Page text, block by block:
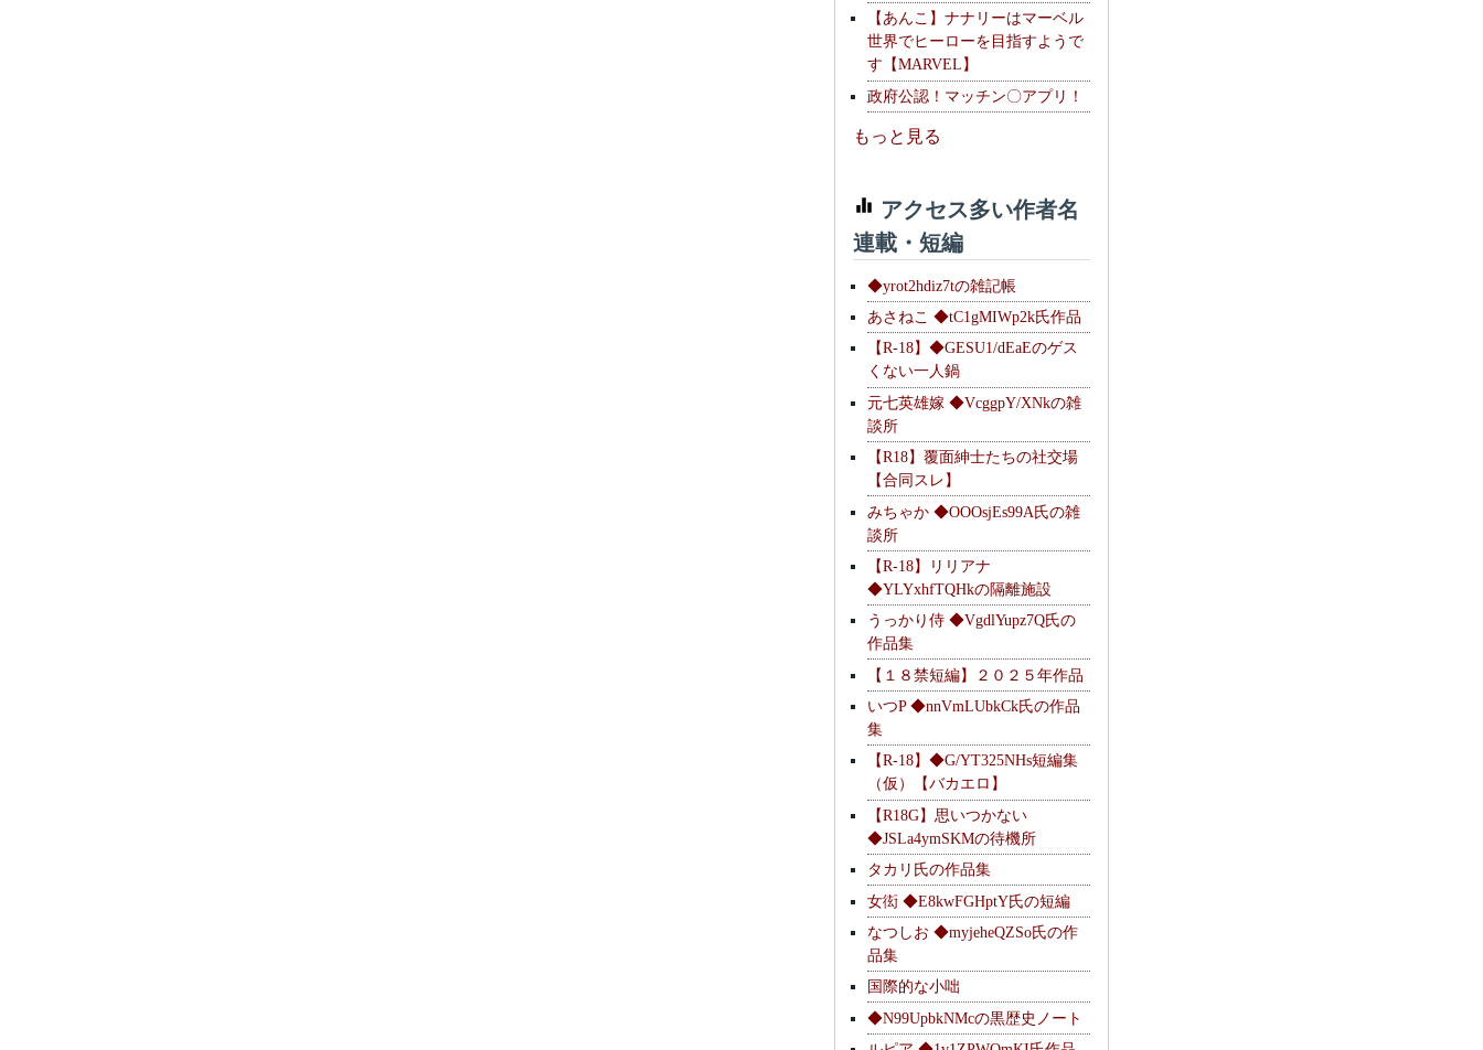
【あんこ】ナナリーはマーベル
世界でヒーローを目指すようで
す【MARVEL】
政府公認！マッチン〇アプリ！
もっと見る
アクセス多い作者名
連載・短編
◆yrot2hdiz7tの雑記帳
あさねこ ◆tC1gMIWp2k氏作品
【R-18】◆GESU1/dEaEのゲス
くない一人鍋
元七英雄嫁 ◆VcggpY/XNkの雑
談所
【R18】覆面紳士たちの社交場
【合同スレ】
みちゃか ◆OOOsjEs99A氏の雑
談所
【R-18】リリアナ
◆YLYxhfTQHkの隔離施設
うっかり侍 ◆VgdlYupz7Q氏の
作品集
【１８禁短編】２０２５年作品
いつP ◆nnVmLUbkCk氏の作品
集
【R-18】◆G/YT325NHs短編集
（仮）【バカエロ】
【R18G】思いつかない
◆JSLa4ymSKMの待機所
タカリ氏の作品集
女衒 ◆E8kwFGHptY氏の短編
なつしお ◆myjeheQZSo氏の作
品集
国際的な小咄
◆N99UpbkNMcの黒歴史ノート